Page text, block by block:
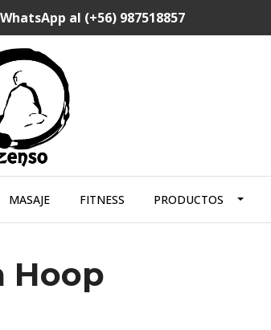
al (+56) 987518857
MASAJE FITNESS PRODUCTOS
Hoop